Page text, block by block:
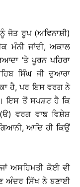
ਜੋਤ ਰੂਪ (ਅਵਿਨਾਸ਼ੀ)
ਮੰਨੀ ਜਾਂਦੀ, ਅਕਾਲ
’ਤੇ ਪੂਰਨ ਪਹਿਰਾ
ਸਿੰਘ ਜੀ ਦੁਆਰਾ
ਹੈ, ਪਰ ਇਸ ਵਰਗ ਨੇ
ਇਸ ਤੋਂ ਸਪਸ਼ਟ ਹੈ ਕਿ
ਵਰਗ ਵਾਙ ਵਿਸ਼ੇਸ਼
ਆਦਿ ਹੀ ਕਿਉਂ
ਅਸਹਿਮਤੀ ਕੋਈ ਵੀ
ਅੰਦਰ ਸਿੱਖ ਨੇ ਬਣਾਈ